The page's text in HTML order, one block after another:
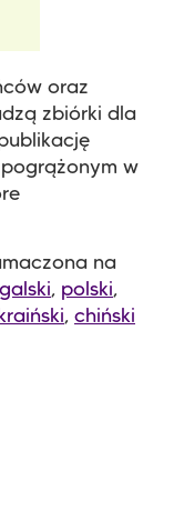
oraz
zbiórki dla
w
na
, polski,
, chiński